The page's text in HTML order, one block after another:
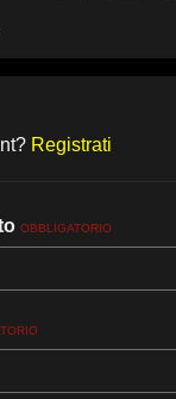
Registrati
OBBLIGATORIO